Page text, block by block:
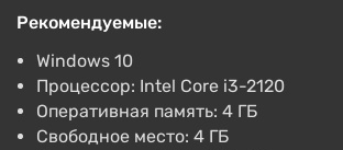
PlayStation 4
Поддержка на VGTimes
Journey (PC) [Japan] [Standard]
1509 ₽ 1573 ₽
-4%
Рекомендуемые:
Windows 10
Процессор: Intel Core i3-2120
Оперативная память: 4 ГБ
Свободное место: 4 ГБ